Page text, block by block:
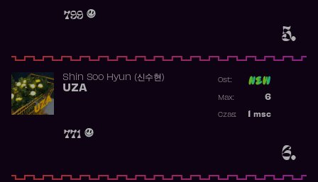
5.
799
6.
Shin Soo Hyun (신수현)
UZA
771
Ost:
6
Max:
msc
Czas: